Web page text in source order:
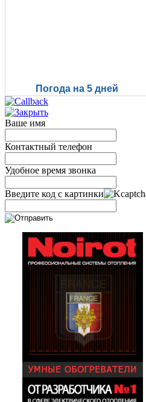
Погода на 5 дней
Ваше имя
Контактный телефон
Удобное время звонка
Введите код с картинки